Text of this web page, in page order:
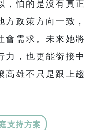
，怕的是沒有真正
政策方向一致，
會需求。未來她將
力，也更能銜接中
高雄不只是跟上趨
支持方案